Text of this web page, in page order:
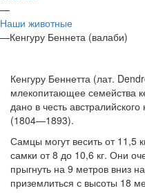
—
Наши животные
—Кенгуру Беннета (валаби)
Кенгуру Беннетта (лат.
млекопитающее семейства
дано в честь
(1804—1893).
Самцы могут весить от 11,5
самки от 8 до 10,6 кг. Они
прыгнуть на 9 метров вниз
приземлиться с высоты 18